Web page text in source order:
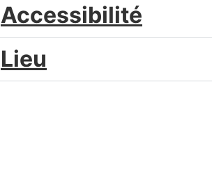
Accessibilité
Lieu